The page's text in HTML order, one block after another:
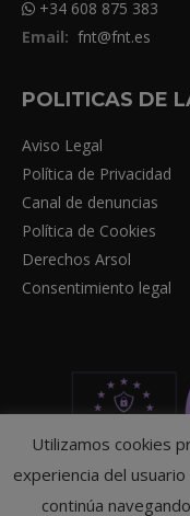
+34 608 875 383
Email: fnt@fnt.es
POLITICAS DE
Aviso Legal
Política de Privacidad
Canal de denuncias
Política de Cookies
Derechos Arsol
Consentimiento legal
Utilizamos cookies
experiencia del
continúa